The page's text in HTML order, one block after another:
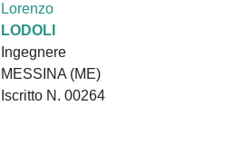
Lorenzo
LODOLI
Ingegnere
MESSINA (ME)
Iscritto N. 00264